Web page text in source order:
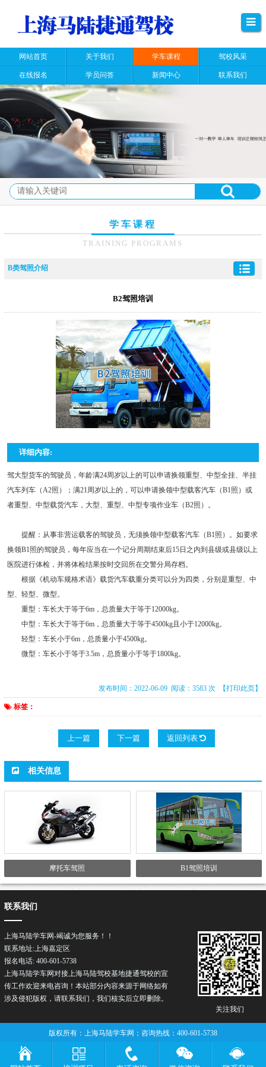
网站首页 关于我们 学车课程 驾校风采
在线报名 学员问答 新闻中心 联系我们
学车课程
TRAINING PROGRAMS
B类驾照介绍
B2驾照培训
详细内容:
驾大型货车的驾驶员，年龄满24周岁以上的可以申请换领重型、中型全挂、半挂
汽车列车（A2照）；满21周岁以上的，可以申请换领中型载客汽车（B1照）或
者重型、中型载货汽车，大型、重型、中型专项作业车（B2照）。
提醒：从事非营运载客的驾驶员，无须换领中型载客汽车（B1照）。如要求
换领B1照的驾驶员，每年应当在一个记分周期结束后15日之内到县级或县级以上
医院进行体检，并将体检结果按时交回所在交警分局存档。
根据《机动车规格术语》载货汽车载重分类可以分为四类，分别是重型、中
型、轻型、微型。
重型：车长大于等于6m，总质量大于等于12000kg。
中型：车长大于等于6m，总质量大于等于4500kg且小于12000kg。
轻型：车长小于6m，总质量小于4500kg。
微型：车长小于等于3.5m，总质量小于等于1800kg。
发布时间：2022-06-09 阅读：3583 次 【打印此页】
标签：
上一篇 下一篇 返回列表
相关信息
摩托车驾照 B1驾照培训
关注我们
联系我们
上海马陆学车网-竭诚为您服务！！
联系地址:上海嘉定区
报名电话: 400-601-5738
上海马陆学车网对接上海马陆驾校基地捷通驾校的宣
传工作欢迎来电咨询！本站部分内容来源于网络如有
涉及侵犯版权，请联系我们，我们核实后立即删除。
版权所有：上海马陆学车网；咨询热线：400-601-5738